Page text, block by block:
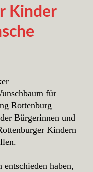
Kinder
für
Rottenburg
Bürgerinnen und
Kindern
haben,